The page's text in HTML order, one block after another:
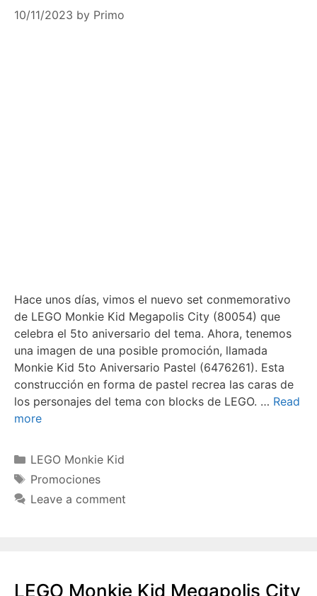
10/11/2023 by Primo
Hace unos días, vimos el nuevo set conmemorativo
de LEGO Monkie Kid Megapolis City (80054) que
celebra el 5to aniversario del tema. Ahora, tenemos
una imagen de una posible promoción, llamada
Monkie Kid 5to Aniversario Pastel (6476261). Esta
construcción en forma de pastel recrea las caras de
los personajes del tema con blocks de LEGO. … Read
more
Categories
LEGO Monkie Kid
Tags
Promociones
Leave a comment
LEGO Monkie Kid Megapolis City